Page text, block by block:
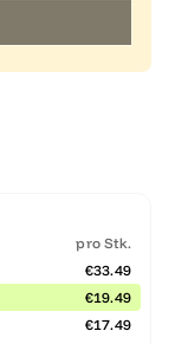
pro Stk.
€33.49
€19.49
€17.49